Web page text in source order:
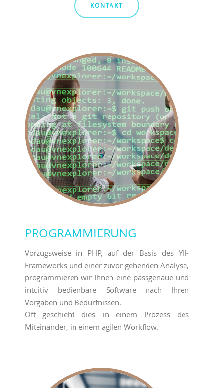
KONTAKT
PROGRAMMIERUNG
Vorzugsweise in PHP, auf der Basis des YII-
Frameworks und einer zuvor gehenden Analyse,
programmieren wir Ihnen eine passgenaue und
intuitiv bedienbare Software nach Ihren
Vorgaben und Bedürfnissen.
Oft geschieht dies in einem Prozess des
Miteinander, in einem agilen Workflow.